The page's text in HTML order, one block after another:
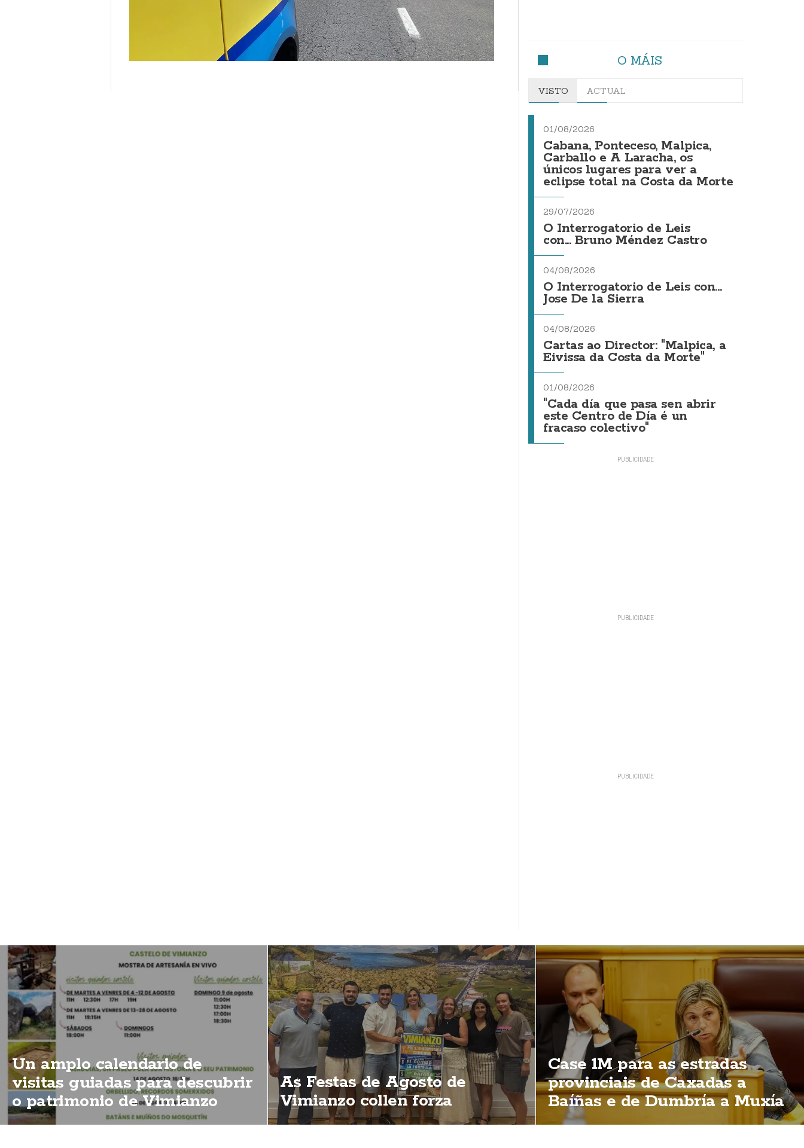
O MÁIS
VISTO ACTUAL
01/08/2026
Cabana, Ponteceso, Malpica,
Carballo e A Laracha, os
únicos lugares para ver a
eclipse total na Costa da Morte
29/07/2026
O Interrogatorio de Leis
con... Bruno Méndez Castro
04/08/2026
O Interrogatorio de Leis con...
Jose De la Sierra
04/08/2026
Cartas ao Director: "Malpica, a
Eivissa da Costa da Morte"
01/08/2026
"Cada día que pasa sen abrir
este Centro de Día é un
fracaso colectivo"
Un amplo calendario de
visitas guiadas para descubrir
o patrimonio de Vimianzo
As Festas de Agosto de
Vimianzo collen forza
Case 1M para as estradas
provinciais de Caxadas a
Baíñas e de Dumbría a Muxía